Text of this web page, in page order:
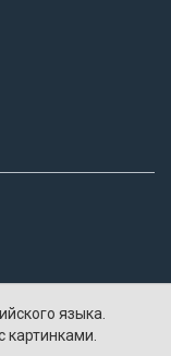
языка.
картинками.